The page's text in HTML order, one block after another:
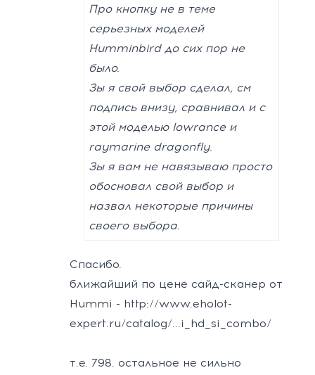
Про кнопку не в теме
серьезных моделей
Humminbird до сих пор не
было.
Зы я свой выбор сделал, см
подпись внизу, сравнивал и с
этой моделью lowrance и
raymarine dragonfly.
Зы я вам не навязываю просто
обосновал свой выбор и
назвал некоторые причины
своего выбора.
Спасибо.
ближайший по цене сайд-сканер от
Hummi - http://www.eholot-
expert.ru/catalog/...i_hd_si_combo/
т.е. 798. остальное не сильно